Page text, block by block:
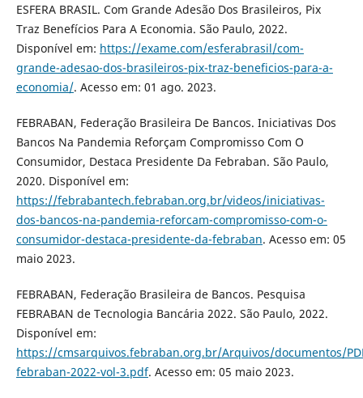
ESFERA BRASIL. Com Grande Adesão Dos Brasileiros, Pix
Traz Benefícios Para A Economia. São Paulo, 2022.
Disponível em: https://exame.com/esferabrasil/com-
grande-adesao-dos-brasileiros-pix-traz-beneficios-para-a-
economia/. Acesso em: 01 ago. 2023.
FEBRABAN, Federação Brasileira De Bancos. Iniciativas Dos
Bancos Na Pandemia Reforçam Compromisso Com O
Consumidor, Destaca Presidente Da Febraban. São Paulo,
2020. Disponível em:
https://febrabantech.febraban.org.br/videos/iniciativas-
dos-bancos-na-pandemia-reforcam-compromisso-com-o-
consumidor-destaca-presidente-da-febraban. Acesso em: 05
maio 2023.
FEBRABAN, Federação Brasileira de Bancos. Pesquisa
FEBRABAN de Tecnologia Bancária 2022. São Paulo, 2022.
Disponível em:
https://cmsarquivos.febraban.org.br/Arquivos/documentos/
febraban-2022-vol-3.pdf. Acesso em: 05 maio 2023.